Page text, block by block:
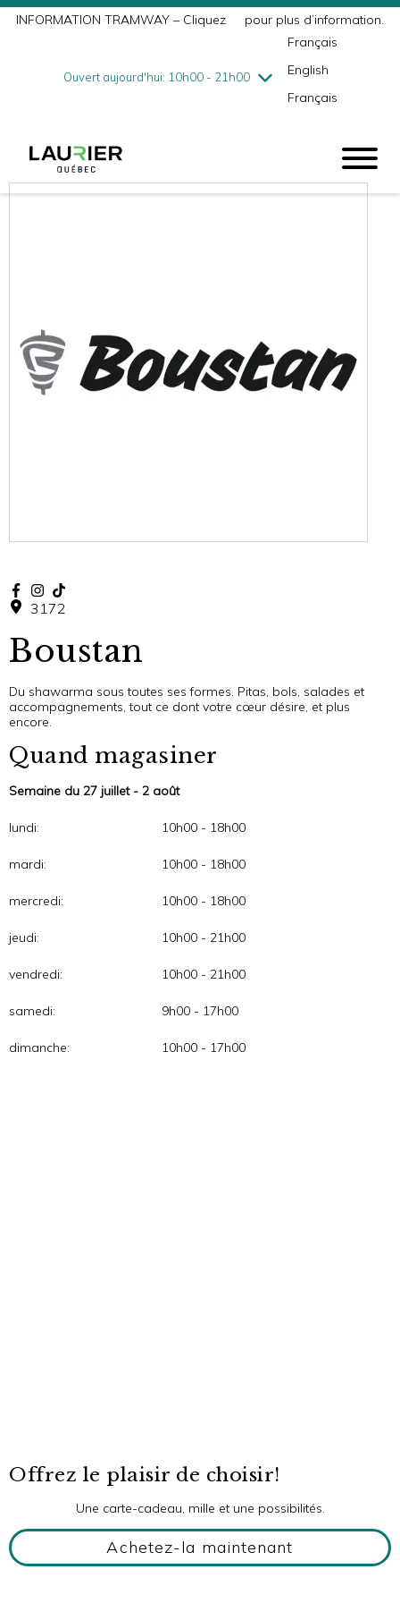
INFORMATION TRAMWAY – Cliquez pour plus d’information.
Ouvert aujourd'hui: 10h00 - 21h00
mercredi7/29
10h00 - 18h00
vendredi7/31
10h00 - 21h00
Français
English
Français
3172
Boustan
Du shawarma sous toutes ses formes. Pitas, bols, salades et
accompagnements, tout ce dont votre cœur désire, et plus
encore.
Quand magasiner
Semaine du 27 juillet - 2 août
lundi: 10h00 - 18h00
mardi: 10h00 - 18h00
mercredi: 10h00 - 18h00
jeudi: 10h00 - 21h00
vendredi: 10h00 - 21h00
samedi: 9h00 - 17h00
dimanche: 10h00 - 17h00
Offrez le plaisir de choisir!
Une carte-cadeau, mille et une possibilités.
Achetez-la maintenant